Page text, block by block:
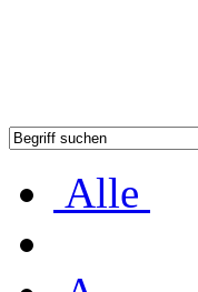
Alle